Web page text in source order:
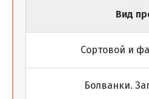
Вид
Сортовой и
Болванки.